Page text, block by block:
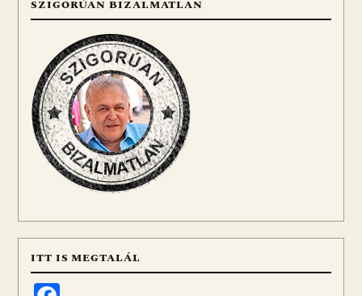
SZIGORÚAN BIZALMATLAN
ITT IS MEGTALÁL